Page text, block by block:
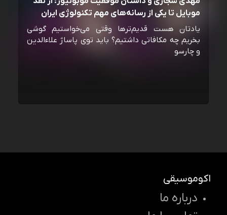
موبایل تا یکی از رسانه‌‌های مهم تکنولوژی ایران
یادتان هست قدیم‌ترها وقتی می‌خواستیم گوشی
بخریم چه مکافاتی داشتیم؟ باید توی پاساژ علاءالدین
و چارسو
اکوموسیقی
درباره ما